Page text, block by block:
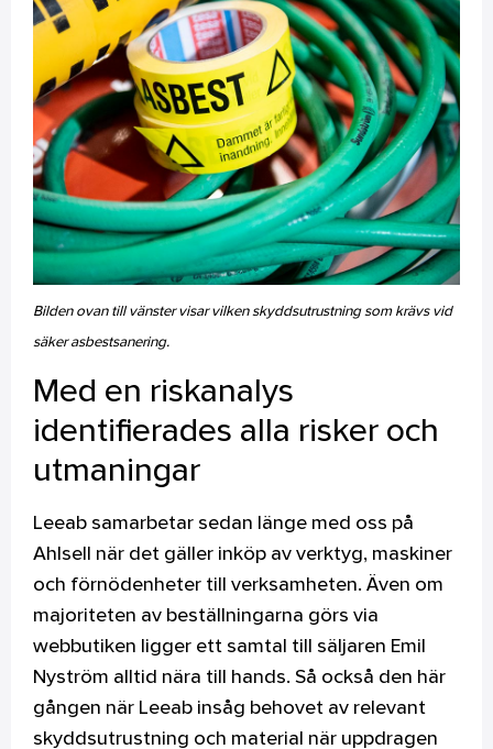
Bilden ovan till vänster visar vilken skyddsutrustning som krävs vid
säker asbestsanering.
Med en riskanalys
identifierades alla risker och
utmaningar
Leeab samarbetar sedan länge med oss på
Ahlsell när det gäller inköp av verktyg, maskiner
och förnödenheter till verksamheten. Även om
majoriteten av beställningarna görs via
webbutiken ligger ett samtal till säljaren Emil
Nyström alltid nära till hands. Så också den här
gången när Leeab insåg behovet av relevant
skyddsutrustning och material när uppdragen